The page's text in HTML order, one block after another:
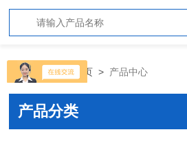
当前位置：首页 > 产品中心
产品分类